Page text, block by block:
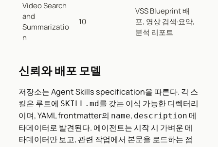
Video Search
and
Summarizatio
n
10
VSS Blueprint 배
포, 영상 검색·요약,
분석 리포트
신뢰와 배포 모델
저장소는 Agent Skills specification을 따른다. 각 스
킬은 루트에 SKILL.md 를 갖는 이식 가능한 디렉터리
이며, YAML frontmatter의 name, description 메
타데이터로 발견된다. 에이전트는 시작 시 가벼운 메
타데이터만 보고, 관련 작업에서 본문을 로드하는 점